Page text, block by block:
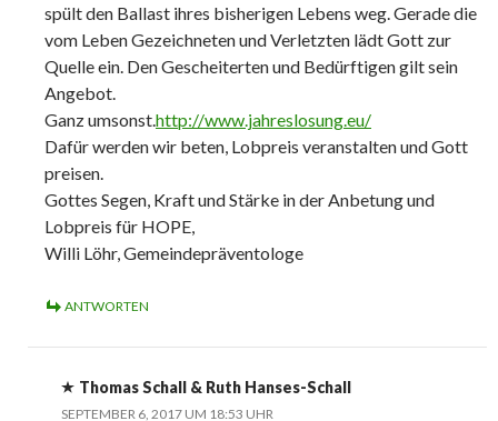
spült den Ballast ihres bisherigen Lebens weg. Gerade die
vom Leben Gezeichneten und Verletzten lädt Gott zur
Quelle ein. Den Gescheiterten und Bedürftigen gilt sein
Angebot.
Ganz umsonst.http://www.jahreslosung.eu/
Dafür werden wir beten, Lobpreis veranstalten und Gott
preisen.
Gottes Segen, Kraft und Stärke in der Anbetung und
Lobpreis für HOPE,
Willi Löhr, Gemeindepräventologe
ANTWORTEN
Thomas Schall & Ruth Hanses-Schall
SEPTEMBER 6, 2017 UM 18:53 UHR